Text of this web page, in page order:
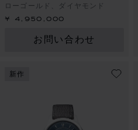
ローゴールド、ダイヤモンド
¥ 4,950,000
お問い合わせ
新作